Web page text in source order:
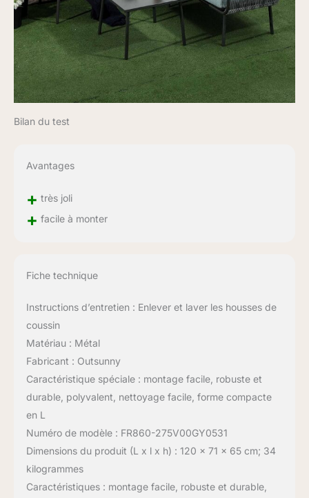
Bilan du test
Avantages
+ très joli
+ facile à monter
Fiche technique
Instructions d’entretien : Enlever et laver les housses de
coussin
Matériau : Métal
Fabricant : Outsunny
Caractéristique spéciale : montage facile, robuste et
durable, polyvalent, nettoyage facile, forme compacte
en L
Numéro de modèle : FR860-275V00GY0531
Dimensions du produit (L x l x h) : 120 x 71 x 65 cm; 34
kilogrammes
Caractéristiques : montage facile, robuste et durable,